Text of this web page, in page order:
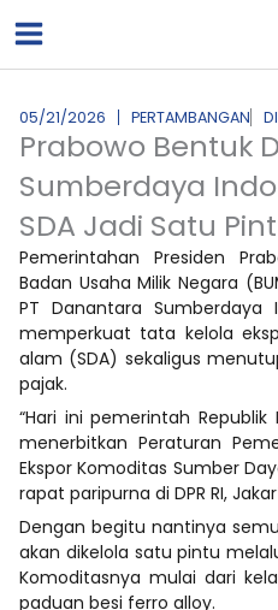
ke
05/21/2026 PERTAMBANGAN
Prabowo Bentuk
Sumberdaya
SDA Jadi Satu
Pemerintahan Presiden
Badan Usaha Milik Negara
PT Danantara Sumberdaya
memperkuat tata kelola
alam (SDA) sekaligus
pajak.
“Hari ini pemerintah
menerbitkan Peraturan
Ekspor Komoditas Sumber
rapat paripurna di DPR RI,
Dengan begitu nantinya
akan dikelola satu pintu
Komoditasnya mulai dari
paduan besi ferro alloy.